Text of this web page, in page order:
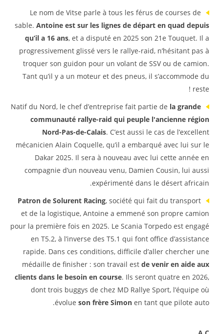
Le nom de Vitse parle à tous les férus de courses de
sable. Antoine est sur les lignes de départ en quad depuis
qu’il a 16 ans, et a disputé en 2025 son 21e Touquet. Il a
progressivement glissé vers le rallye-raid, n’hésitant pas à
troquer son guidon pour un volant de SSV ou de camion.
Tant qu’il y a un moteur et des pneus, il s’accommode du
reste !
Natif du Nord, le chef d’entreprise fait partie de la grande
communauté rallye-raid qui peuple l'ancienne région
Nord-Pas-de-Calais. C’est aussi le cas de l’excellent
mécanicien Alain Coquelle, qu’il a embarqué avec lui sur le
Dakar 2025. Il sera à nouveau avec lui cette année en
compagnie d’un nouveau venu, Damien Cousin, lui aussi
expérimenté dans le désert africain.
Patron de Solurent Racing, société qui fait du transport
et de la logistique, Antoine a emmené son propre camion
pour la première fois en 2025. Le Scania Torpedo est engagé
en T5.2, à l’inverse des T5.1 qui font office d’assistance
rapide. Dans ces conditions, difficile d’aller chercher une
médaille de finisher : son travail est de venir en aide aux
clients dans le besoin en course. Ils seront quatre en 2026,
dont trois buggys de chez MD Rallye Sport, l’équipe où
évolue son frère Simon en tant que pilote auto.